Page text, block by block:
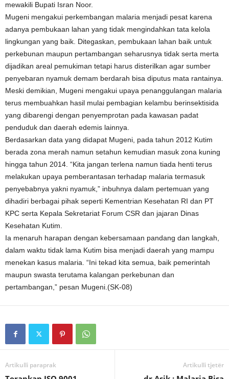
mewakili Bupati Isran Noor.
Mugeni mengakui perkembangan malaria menjadi pesat karena
adanya pembukaan lahan yang tidak mengindahkan tata kelola
lingkungan yang baik. Ditegaskan, pembukaan lahan baik untuk
perkebunan maupun pertambangan seharusnya tidak serta merta
dijadikan areal pemukiman tetapi harus disterilkan agar sumber
penyebaran nyamuk demam berdarah bisa diputus mata rantainya.
Meski demikian, Mugeni mengakui upaya penanggulangan malaria
terus membuahkan hasil mulai pembagian kelambu berinsektisida
yang dibarengi dengan penyemprotan pada kawasan padat
penduduk dan daerah edemis lainnya.
Berdasarkan data yang didapat Mugeni, pada tahun 2012 Kutim
berada zona merah namun setahun kemudian masuk zona kuning
hingga tahun 2014. “Kita jangan terlena namun tiada henti terus
melakukan upaya pemberantasan terhadap malaria termasuk
penyebabnya yakni nyamuk,” inbuhnya dalam pertemuan yang
dihadiri berbagai pihak seperti Kementrian Kesehatan RI dan PT
KPC serta Kepala Sekretariat Forum CSR dan jajaran Dinas
Kesehatan Kutim.
Ia menaruh harapan dengan kebersamaan pandang dan langkah,
dalam waktu tidak lama Kutim bisa menjadi daerah yang mampu
menekan kasus malaria. “Ini tekad kita semua, baik pemerintah
maupun swasta terutama kalangan perkebunan dan
pertambangan,” pesan Mugeni.(SK-08)
Artikulli paraprak Artikulli tjetër